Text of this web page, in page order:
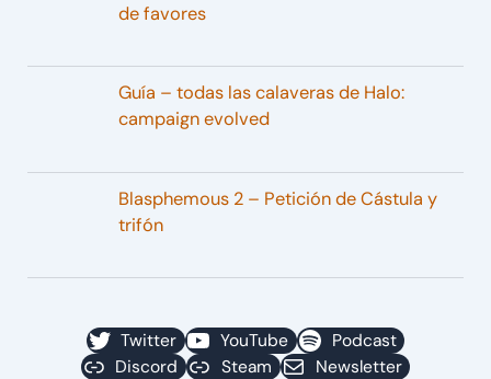
de favores
Guía – todas las calaveras de Halo:
campaign evolved
Blasphemous 2 – Petición de Cástula y
trifón
Twitter YouTube
Podcast
Discord
Steam Newsletter